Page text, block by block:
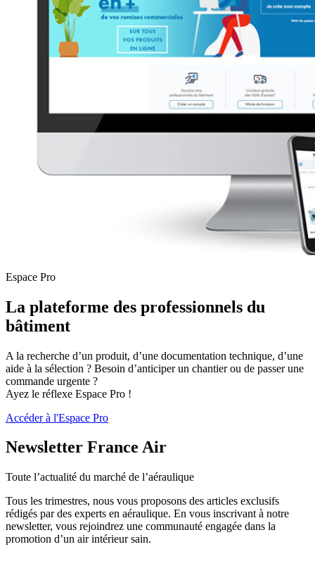
Espace Pro
La plateforme des professionnels du
bâtiment
A la recherche d’un produit, d’une documentation technique, d’une
aide à la sélection ? Besoin d’anticiper un chantier ou de passer une
commande urgente ?
Ayez le réflexe Espace Pro !
Accéder à l'Espace Pro
Newsletter France Air
Toute l’actualité du marché de l’aéraulique
Tous les trimestres, nous vous proposons des articles exclusifs
rédigés par des experts en aéraulique. En vous inscrivant à notre
newsletter, vous rejoindrez une communauté engagée dans la
promotion d’un air intérieur sain.